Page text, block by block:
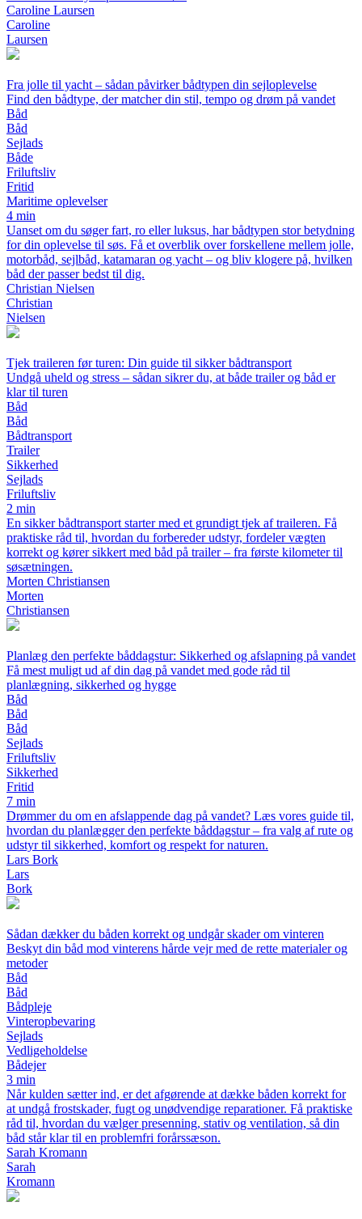
Caroline Laursen
Caroline
Laursen
Fra jolle til yacht – sådan påvirker bådtypen din sejloplevelse
Find den bådtype, der matcher din stil, tempo og drøm på vandet
Båd
Båd
Sejlads
Både
Friluftsliv
Fritid
Maritime oplevelser
4 min
Uanset om du søger fart, ro eller luksus, har bådtypen stor betydning
for din oplevelse til søs. Få et overblik over forskellene mellem jolle,
motorbåd, sejlbåd, katamaran og yacht – og bliv klogere på, hvilken
båd der passer bedst til dig.
Christian Nielsen
Christian
Nielsen
Tjek traileren før turen: Din guide til sikker bådtransport
Undgå uheld og stress – sådan sikrer du, at både trailer og båd er
klar til turen
Båd
Båd
Bådtransport
Trailer
Sikkerhed
Sejlads
Friluftsliv
2 min
En sikker bådtransport starter med et grundigt tjek af traileren. Få
praktiske råd til, hvordan du forbereder udstyr, fordeler vægten
korrekt og kører sikkert med båd på trailer – fra første kilometer til
søsætningen.
Morten Christiansen
Morten
Christiansen
Planlæg den perfekte båddagstur: Sikkerhed og afslapning på vandet
Få mest muligt ud af din dag på vandet med gode råd til
planlægning, sikkerhed og hygge
Båd
Båd
Båd
Sejlads
Friluftsliv
Sikkerhed
Fritid
7 min
Drømmer du om en afslappende dag på vandet? Læs vores guide til,
hvordan du planlægger den perfekte båddagstur – fra valg af rute og
udstyr til sikkerhed, komfort og respekt for naturen.
Lars Bork
Lars
Bork
Sådan dækker du båden korrekt og undgår skader om vinteren
Beskyt din båd mod vinterens hårde vejr med de rette materialer og
metoder
Båd
Båd
Bådpleje
Vinteropbevaring
Sejlads
Vedligeholdelse
Bådejer
3 min
Når kulden sætter ind, er det afgørende at dække båden korrekt for
at undgå frostskader, fugt og unødvendige reparationer. Få praktiske
råd til, hvordan du vælger presenning, stativ og ventilation, så din
båd står klar til en problemfri forårssæson.
Sarah Kromann
Sarah
Kromann